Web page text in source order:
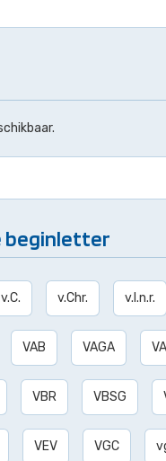
beginletter
v.C. v.Chr. v.l.n.r.
VAB VAGA
VBR VBSG
VEV VGC